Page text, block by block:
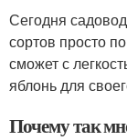
Сегодня
сортов просто
сможет с
яблонь для
Почему так